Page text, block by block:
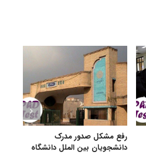
رفع مشکل صدور مدرک
دانشجویان بین الملل دانشگاه